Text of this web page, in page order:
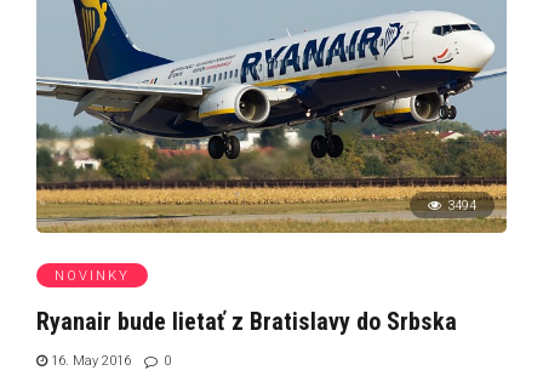
3494
NOVINKY
Ryanair bude lietať z Bratislavy do Srbska
16. May 2016 0